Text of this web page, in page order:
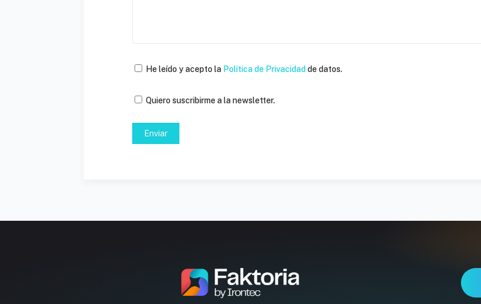
He leído y acepto la Política de Privacidad de datos.
Quiero suscribirme a la newsletter.